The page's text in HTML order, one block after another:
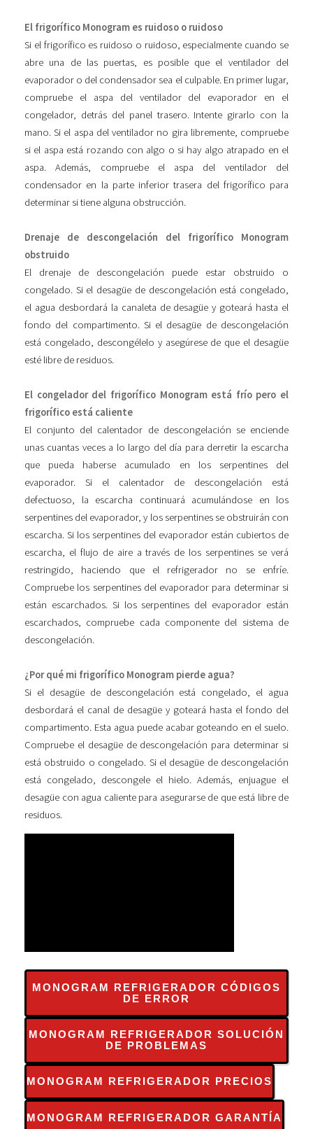
El frigorífico Monogram es ruidoso o ruidoso
Si el frigorífico es ruidoso o ruidoso, especialmente cuando se
abre una de las puertas, es posible que el ventilador del
evaporador o del condensador sea el culpable. En primer lugar,
compruebe el aspa del ventilador del evaporador en el
congelador, detrás del panel trasero. Intente girarlo con la
mano. Si el aspa del ventilador no gira libremente, compruebe
si el aspa está rozando con algo o si hay algo atrapado en el
aspa. Además, compruebe el aspa del ventilador del
condensador en la parte inferior trasera del frigorífico para
determinar si tiene alguna obstrucción.
Drenaje de descongelación del frigorífico Monogram
obstruido
El drenaje de descongelación puede estar obstruido o
congelado. Si el desagüe de descongelación está congelado,
el agua desbordará la canaleta de desagüe y goteará hasta el
fondo del compartimento. Si el desagüe de descongelación
está congelado, descongélelo y asegúrese de que el desagüe
esté libre de residuos.
El congelador del frigorífico Monogram está frío pero el
frigorífico está caliente
El conjunto del calentador de descongelación se enciende
unas cuantas veces a lo largo del día para derretir la escarcha
que pueda haberse acumulado en los serpentines del
evaporador. Si el calentador de descongelación está
defectuoso, la escarcha continuará acumulándose en los
serpentines del evaporador, y los serpentines se obstruirán con
escarcha. Si los serpentines del evaporador están cubiertos de
escarcha, el flujo de aire a través de los serpentines se verá
restringido, haciendo que el refrigerador no se enfríe.
Compruebe los serpentines del evaporador para determinar si
están escarchados. Si los serpentines del evaporador están
escarchados, compruebe cada componente del sistema de
descongelación.
¿Por qué mi frigorífico Monogram pierde agua?
Si el desagüe de descongelación está congelado, el agua
desbordará el canal de desagüe y goteará hasta el fondo del
compartimento. Esta agua puede acabar goteando en el suelo.
Compruebe el desagüe de descongelación para determinar si
está obstruido o congelado. Si el desagüe de descongelación
está congelado, descongele el hielo. Además, enjuague el
desagüe con agua caliente para asegurarse de que está libre de
residuos.
MONOGRAM REFRIGERADOR CÓDIGOS
DE ERROR
MONOGRAM REFRIGERADOR SOLUCIÓN
DE PROBLEMAS
MONOGRAM REFRIGERADOR PRECIOS
MONOGRAM REFRIGERADOR GARANTÍA